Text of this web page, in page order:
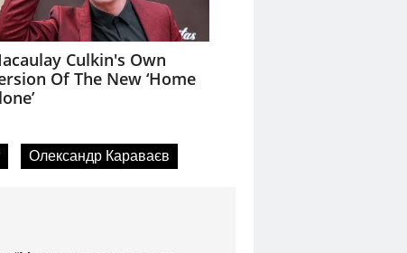
Олександр Караваєв